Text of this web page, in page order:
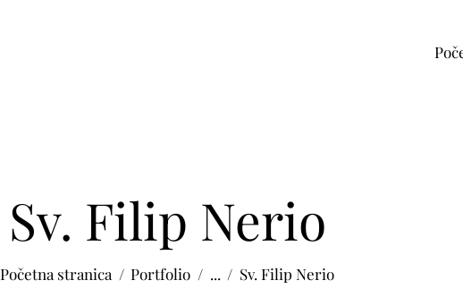
Sv. Filip Nerio
Početna stranica Portfolio ... Sv. Filip Nerio